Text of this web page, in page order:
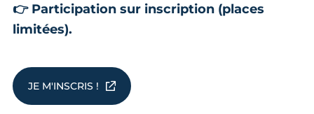
👉 Participation sur inscription (places
limitées).
JE M'INSCRIS !